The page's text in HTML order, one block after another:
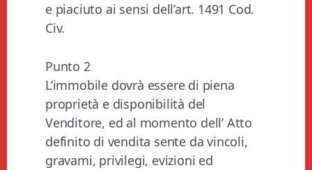
e piaciuto ai sensi dell’art. 1491 Cod.
Civ.
Punto 2
L’immobile dovrà essere di piena
proprietà e disponibilità del
Venditore, ed al momento dell’ Atto
definito di vendita sente da vincoli,
gravami, privilegi, evizioni ed